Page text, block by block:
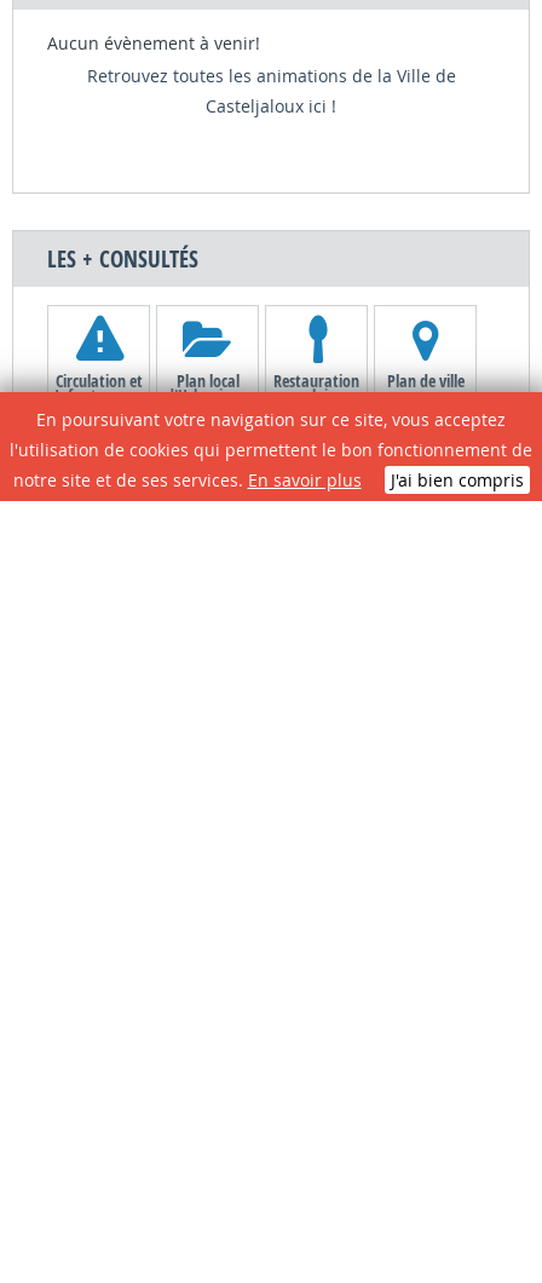
Aucun évènement à venir!
Retrouvez toutes les animations de la Ville de
Casteljaloux ici !
LES + CONSULTÉS
Circulation et
Infos travaux
Plan local
d'Urbanisme
Restauration
scolaire
Plan de ville
Le site de A à Z Contactez la Associations Portail
En poursuivant votre navigation sur ce site, vous acceptez
l'utilisation de cookies qui permettent le bon fonctionnement de
notre site et de ses services. En savoir plus J'ai bien compris